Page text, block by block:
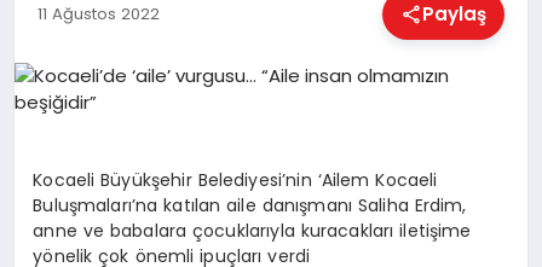
HABERLER
11 Ağustos 2022 Paylaş
Kocaeli Büyükşehir Belediyesi’nin ‘Ailem Kocaeli
Buluşmaları’na katılan aile danışmanı Saliha Erdim,
anne ve babalara çocuklarıyla kuracakları iletişime
yönelik çok önemli ipuçları verdi